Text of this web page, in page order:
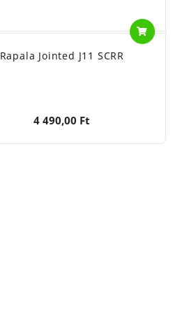
Rapala Jointed J11 SCRR
4 490,00 Ft